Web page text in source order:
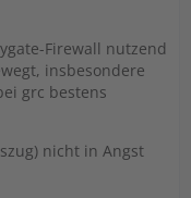
Firewall nutzend
insbesondere
grc bestens
nicht in Angst